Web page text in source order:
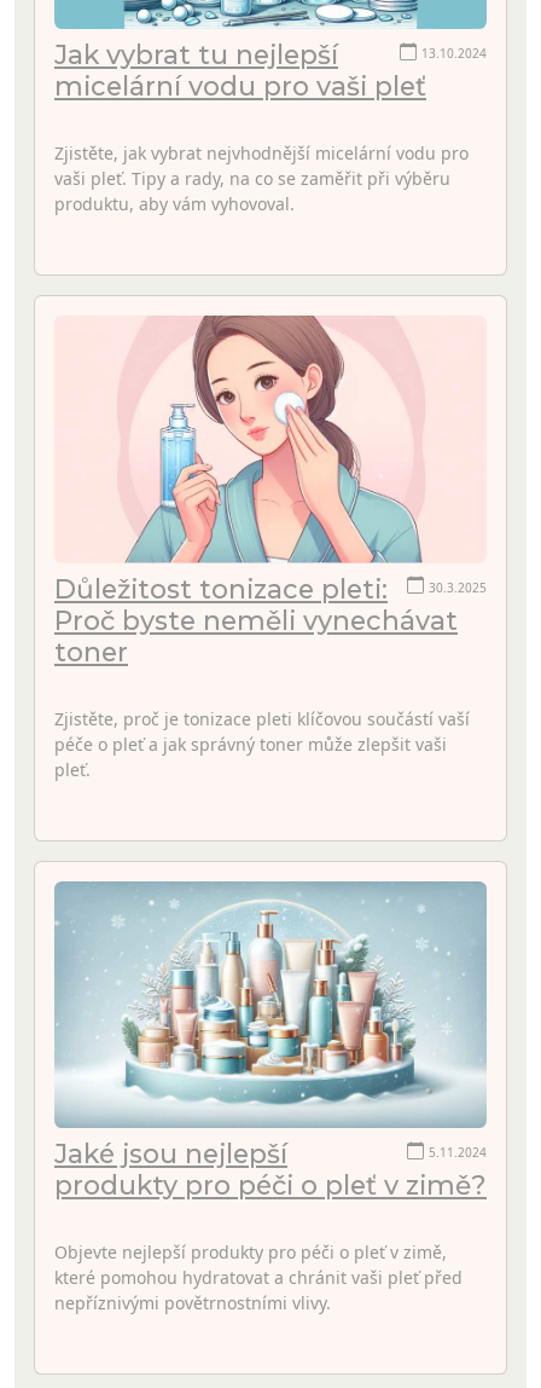
13.10.2024
Jak vybrat tu nejlepší
micelární vodu pro vaši pleť
Zjistěte, jak vybrat nejvhodnější micelární vodu pro
vaši pleť. Tipy a rady, na co se zaměřit při výběru
produktu, aby vám vyhovoval.
30.3.2025
Důležitost tonizace pleti:
Proč byste neměli vynechávat
toner
Zjistěte, proč je tonizace pleti klíčovou součástí vaší
péče o pleť a jak správný toner může zlepšit vaši
pleť.
5.11.2024
Jaké jsou nejlepší
produkty pro péči o pleť v zimě?
Objevte nejlepší produkty pro péči o pleť v zimě,
které pomohou hydratovat a chránit vaši pleť před
nepříznivými povětrnostními vlivy.